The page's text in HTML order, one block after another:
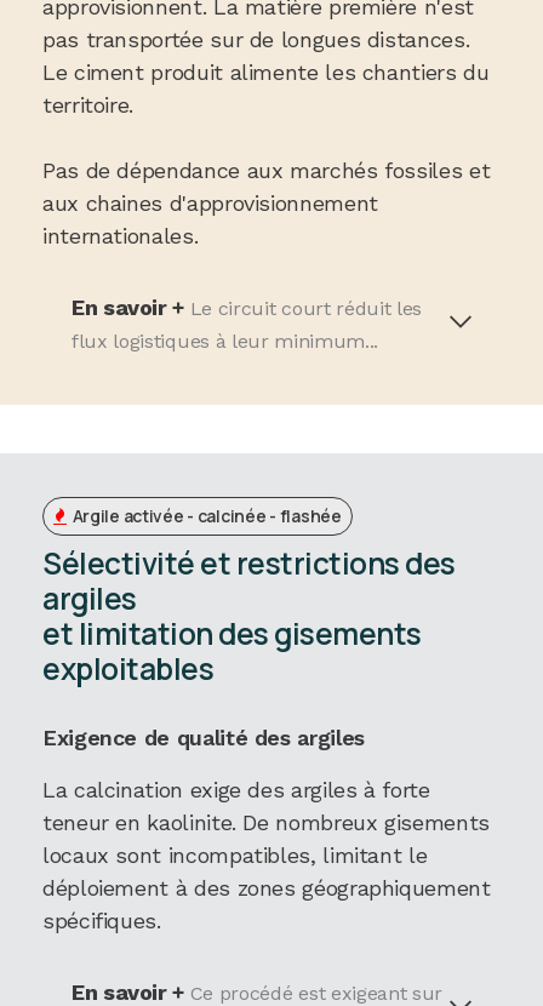
approvisionnent. La matière première n'est
pas transportée sur de longues distances.
Le ciment produit alimente les chantiers du
territoire.
Pas de dépendance aux marchés fossiles et
aux chaines d'approvisionnement
internationales.
En savoir + Le circuit court réduit les
flux logistiques à leur minimum...
Argile activée - calcinée - flashée
Sélectivité et restrictions des
argiles
et limitation des gisements
exploitables
Exigence de qualité des argiles
La calcination exige des argiles à forte
teneur en kaolinite. De nombreux gisements
locaux sont incompatibles, limitant le
déploiement à des zones géographiquement
spécifiques.
En savoir + Ce procédé est exigeant sur